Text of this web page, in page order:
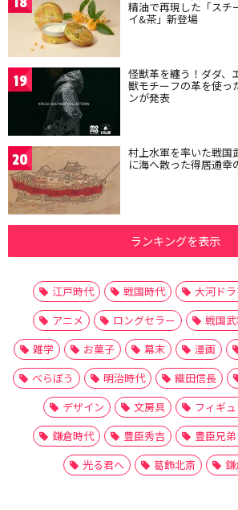
精油で再現した「スチ
イ&茶」新登場
19 怪獣革を纏う！ダダ
獣モチーフの革を使っ
ンが発表
20 村上水軍を率いた戦国
に海へ散った得居通幸
ランキングを表示
江戸時代 戦国時代 大河ド
アニメ
ロングセラー 戦国
雑学
お菓子 幕末 漫画
べらぼう
明治時代 織田信長
デザイン
文房具 フィギ
鎌倉時代
豊臣秀吉 豊臣兄弟
光る君へ
葛飾北斎 鎌